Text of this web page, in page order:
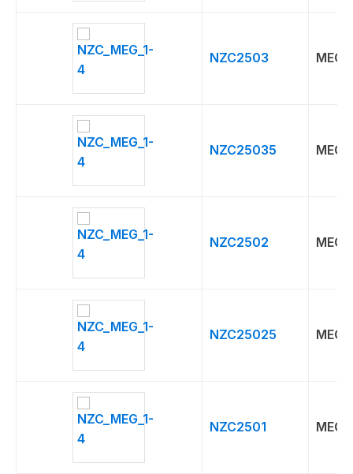
NZC2503 MEG
NZC25035 MEG
NZC2502 MEG
NZC25025 MEG
NZC2501 MEG